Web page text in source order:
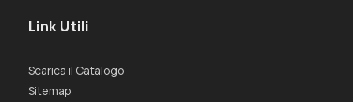
Link Utili
Scarica il Catalogo
Sitemap